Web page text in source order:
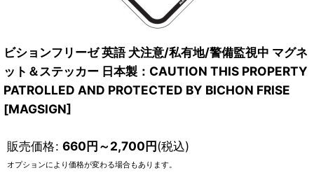
ビションフリーゼ 英語 犬注意/私有地/警備監視中 マグネ
ット＆ステッカー 日本製：CAUTION THIS PROPERTY
PATROLLED AND PROTECTED BY BICHON FRISE
[MAGSIGN]
販売価格: 660円～2,700円(税込)
オプションにより価格が変わる場合もあります。